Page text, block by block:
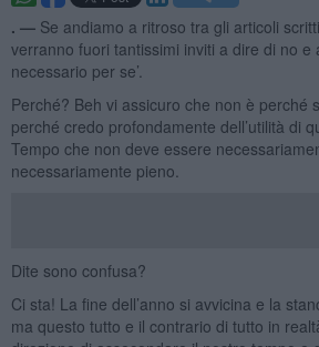
. — Se andiamo a ritroso tra gli articoli
verranno fuori tantissimi inviti a dire di no e
necessario per se’.
Perché? Beh vi assicuro che non è perché
perché credo profondamente dell’utilità di
Tempo che non deve essere
necessariamente pieno.
Dite sono confusa?
Ci sta! La fine dell’anno si avvicina e la
ma questo tutto e il contrario di tutto in